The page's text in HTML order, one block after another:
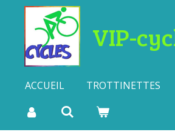
Passer
contenu
principal
VIP-
ACCUEIL TROTTINETTES